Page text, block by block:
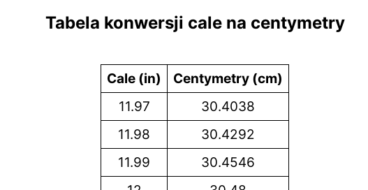
Tabela konwersji cale na centymetry
Cale (in)
Centymetry (cm)
11.97
30.4038
11.98
30.4292
11.99
30.4546